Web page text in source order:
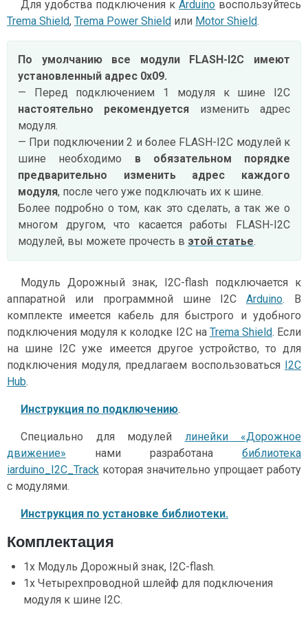
Для удобства подключения к Arduino воспользуйтесь
Trema Shield, Trema Power Shield или Motor Shield.
По умолчанию все модули FLASH-I2C имеют
установленный адрес 0х09.
— Перед подключением 1 модуля к шине I2C
настоятельно рекомендуется изменить адрес
модуля.
— При подключении 2 и более FLASH-I2C модулей к
шине необходимо в обязательном порядке
предварительно изменить адрес каждого
модуля, после чего уже подключать их к шине.
Более подробно о том, как это сделать, а так же о
многом другом, что касается работы FLASH-I2C
модулей, вы можете прочесть в этой статье.
Модуль Дорожный знак, I2C-flash подключается к
аппаратной или программной шине I2CArduino. В
комплекте имеется кабель для быстрого и удобного
подключения модуля к колодке I2C на Trema Shield. Если
на шине I2C уже имеется другое устройство, то для
подключения модуля, предлагаем воспользоваться I2C
Hub.
Инструкция по подключению.
Специально для модулей линейки «Дорожное
движение» нами разработана библиотека
iarduino_I2C_Track которая значительно упрощает работу
с модулями.
Инструкция по установке библиотеки.
Комплектация
1x Модуль Дорожный знак, I2C-flash.
1x Четырехпроводной шлейф для подключения
модуля к шине I2C.